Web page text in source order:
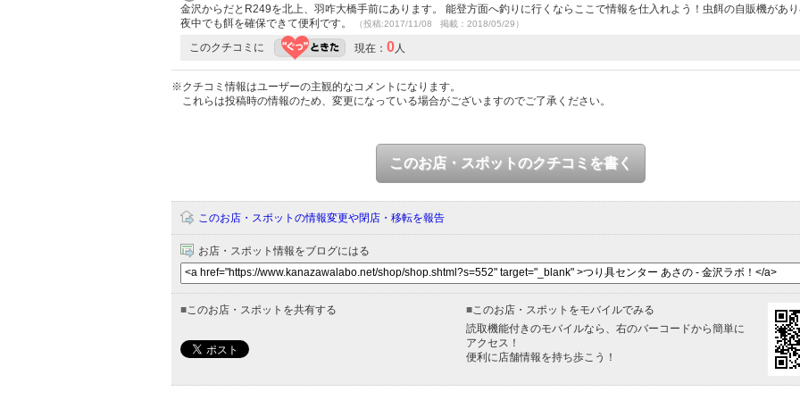
金沢からだとR249を北上、羽咋大橋手前にあります。 能登方面へ釣りに行くならここで情報を仕入れよう！虫餌の自販機があ
夜中でも餌を確保できて便利です。
（投稿:2017/11/08 掲載：2018/05/29）
このクチコミに 現在： 0 人
※クチコミ情報はユーザーの主観的なコメントになります。
これらは投稿時の情報のため、変更になっている場合がございますのでご了承ください。
このお店・スポットのクチコミを書く
このお店・スポットの情報変更や閉店・移転を報告
お店・スポット情報をブログにはる
■ このお店・スポットを共有する ■ このお店・スポットをモバイルでみる
読取機能付きのモバイルなら、右のバーコードから簡単に
アクセス！
便利に店舗情報を持ち歩こう！